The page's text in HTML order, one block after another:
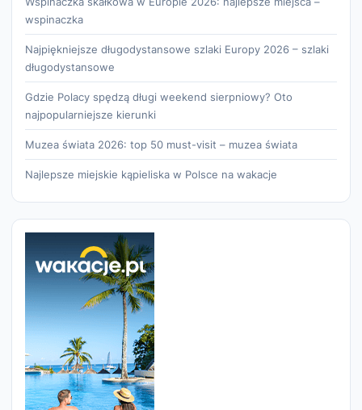
wspinaczka
Najpiękniejsze długodystansowe szlaki Europy 2026 – szlaki
długodystansowe
Gdzie Polacy spędzą długi weekend sierpniowy? Oto
najpopularniejsze kierunki
Muzea świata 2026: top 50 must-visit – muzea świata
Najlepsze miejskie kąpieliska w Polsce na wakacje